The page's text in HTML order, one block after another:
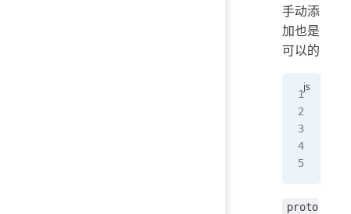
手动添
加也是
可以的
proto